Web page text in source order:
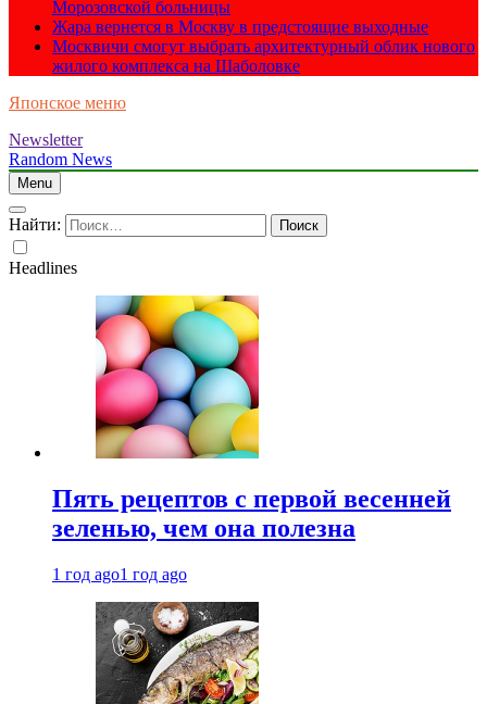
Морозовской больницы
Жара вернется в Москву в предстоящие выходные
Москвичи смогут выбрать архитектурный облик нового
жилого комплекса на Шаболовке
Японское меню
Newsletter
Random News
Menu
Найти:
Headlines
Пять рецептов с первой весенней
зеленью, чем она полезна
1 год ago1 год ago